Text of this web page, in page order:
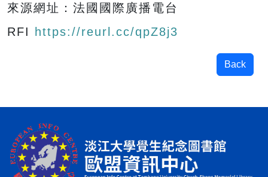
來源網址：法國國際廣播電台
RFI
https://reurl.cc/qpZ8j3
Back